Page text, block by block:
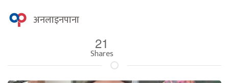
अनलाइनपाना
21
Shares